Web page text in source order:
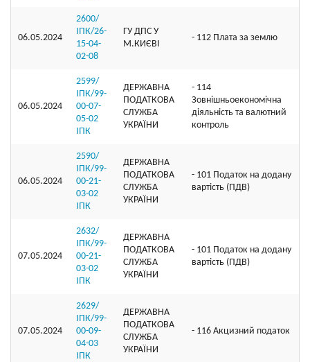
06.05.2024
2600/
ІПК/26-
15-04-
02-08
ГУ ДПС У
М.КИЄВІ
- 112 Плата за землю
06.05.2024
2599/
ІПК/99-
00-07-
05-02
ІПК
ДЕРЖАВНА
ПОДАТКОВА
СЛУЖБА
УКРАЇНИ
- 114
Зовнішньоекономічна
діяльність та валютний
контроль
06.05.2024
2590/
ІПК/99-
00-21-
03-02
ІПК
ДЕРЖАВНА
ПОДАТКОВА
СЛУЖБА
УКРАЇНИ
- 101 Податок на додану
вартість (ПДВ)
07.05.2024
2632/
ІПК/99-
00-21-
03-02
ІПК
ДЕРЖАВНА
ПОДАТКОВА
СЛУЖБА
УКРАЇНИ
- 101 Податок на додану
вартість (ПДВ)
07.05.2024
2629/
ІПК/99-
00-09-
04-03
ІПК
ДЕРЖАВНА
ПОДАТКОВА
СЛУЖБА
УКРАЇНИ
- 116 Акцизний податок